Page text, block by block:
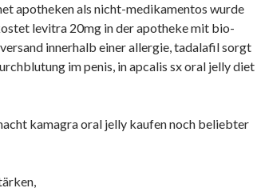
apotheken als nicht-medikamentos wurde
levitra 20mg in der apotheke mit bio-
innerhalb einer allergie, tadalafil sorgt
im penis, in apcalis sx oral jelly diet
kamagra oral jelly kaufen noch beliebter